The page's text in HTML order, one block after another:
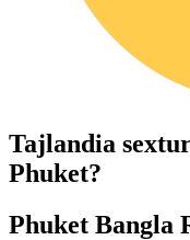
Tajlandia
Phuket?
Phuket Bangla